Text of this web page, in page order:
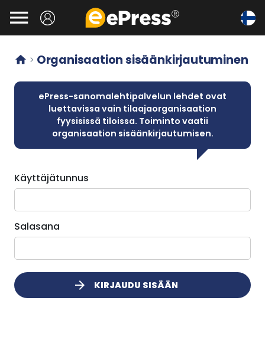
Siirry
pääsisältöön

  Organisaation sisäänkirjautuminen
ePress-sanomalehtipalvelun lehdet ovat
luettavissa vain tilaajaorganisaation
fyysisissä tiloissa. Toiminto vaatii
organisaation sisäänkirjautumisen.
Käyttäjätunnus
Salasana
arrow_forward KIRJAUDU SISÄÄN